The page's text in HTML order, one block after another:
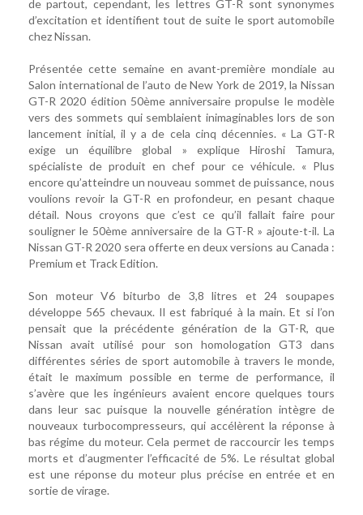
de partout, cependant, les lettres GT-R sont synonymes
d’excitation et identifient tout de suite le sport automobile
chez Nissan.
Présentée cette semaine en avant-première mondiale au
Salon international de l’auto de New York de 2019, la Nissan
GT-R 2020 édition 50ème anniversaire propulse le modèle
vers des sommets qui semblaient inimaginables lors de son
lancement initial, il y a de cela cinq décennies. « La GT-R
exige un équilibre global » explique Hiroshi Tamura,
spécialiste de produit en chef pour ce véhicule. « Plus
encore qu’atteindre un nouveau sommet de puissance, nous
voulions revoir la GT-R en profondeur, en pesant chaque
détail. Nous croyons que c’est ce qu’il fallait faire pour
souligner le 50ème anniversaire de la GT-R » ajoute-t-il. La
Nissan GT-R 2020 sera offerte en deux versions au Canada :
Premium et Track Edition.
Son moteur V6 biturbo de 3,8 litres et 24 soupapes
développe 565 chevaux. Il est fabriqué à la main. Et si l’on
pensait que la précédente génération de la GT-R, que
Nissan avait utilisé pour son homologation GT3 dans
différentes séries de sport automobile à travers le monde,
était le maximum possible en terme de performance, il
s’avère que les ingénieurs avaient encore quelques tours
dans leur sac puisque la nouvelle génération intègre de
nouveaux turbocompresseurs, qui accélèrent la réponse à
bas régime du moteur. Cela permet de raccourcir les temps
morts et d’augmenter l’efficacité de 5%. Le résultat global
est une réponse du moteur plus précise en entrée et en
sortie de virage.